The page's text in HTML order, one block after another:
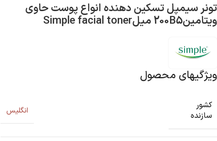
تونر سیمپل تسکین دهنده انواع پوست حاوی
ویتامین200B5 میلSimple facial toner
ویژگیهای محصول
کشور
سازنده
انگلیس